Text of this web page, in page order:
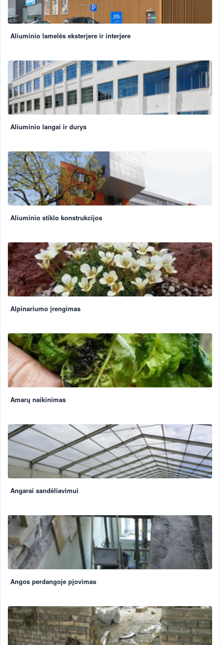
Aliuminio lamelės eksterjere ir interjere
Aliuminio langai ir durys
Aliuminio stiklo konstrukcijos
Alpinariumo įrengimas
Amarų naikinimas
Angarai sandėliavimui
Angos perdangoje pjovimas